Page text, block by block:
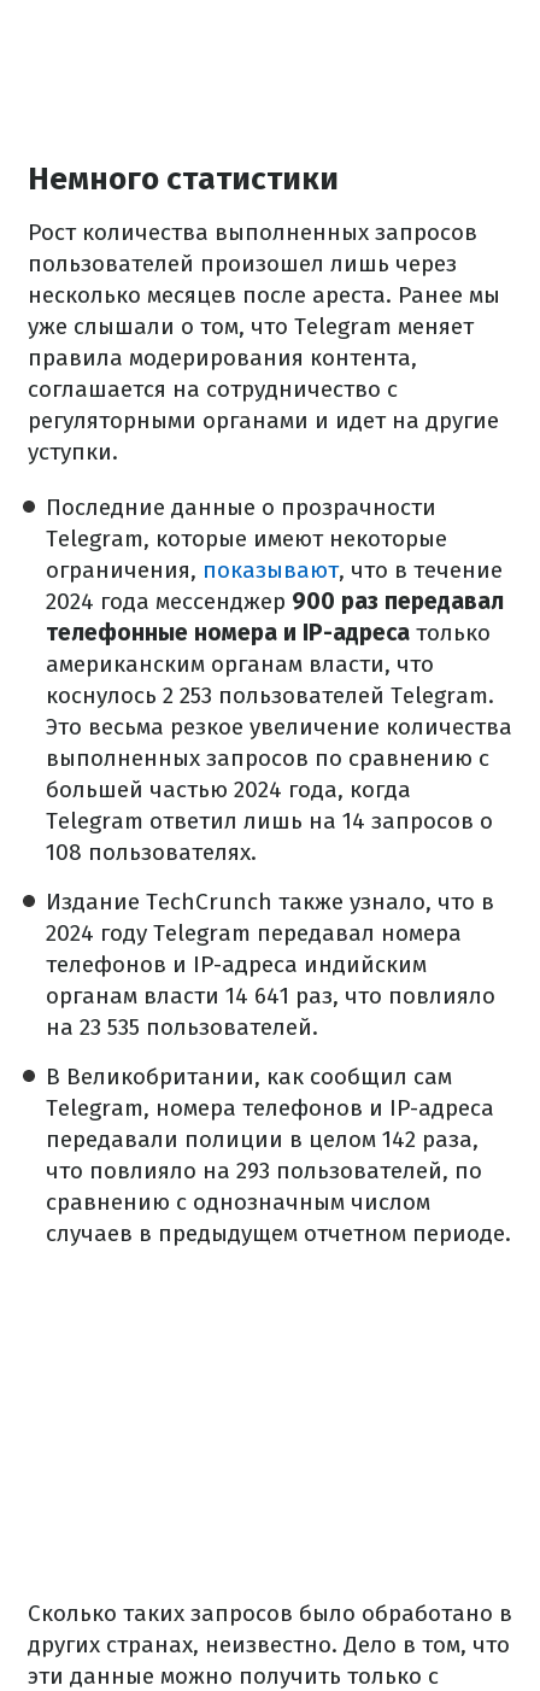
Немного статистики
Рост количества выполненных запросов
пользователей произошел лишь через
несколько месяцев после ареста. Ранее мы
уже слышали о том, что Telegram меняет
правила модерирования контента,
соглашается на сотрудничество с
регуляторными органами и идет на другие
уступки.
Последние данные о прозрачности
Telegram, которые имеют некоторые
ограничения, показывают, что в течение
2024 года мессенджер 900 раз передавал
телефонные номера и IP-адреса только
американским органам власти, что
коснулось 2 253 пользователей Telegram.
Это весьма резкое увеличение количества
выполненных запросов по сравнению с
большей частью 2024 года, когда
Telegram ответил лишь на 14 запросов о
108 пользователях.
Издание TechCrunch также узнало, что в
2024 году Telegram передавал номера
телефонов и IP-адреса индийским
органам власти 14 641 раз, что повлияло
на 23 535 пользователей.
В Великобритании, как сообщил сам
Telegram, номера телефонов и IP-адреса
передавали полиции в целом 142 раза,
что повлияло на 293 пользователей, по
сравнению с однозначным числом
случаев в предыдущем отчетном периоде.
Сколько таких запросов было обработано в
других странах, неизвестно. Дело в том, что
эти данные можно получить только с